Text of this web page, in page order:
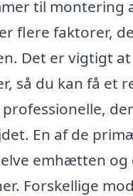
til montering
flere faktorer,
Det er vigtigt
så du kan få et
En af de
emhætten og
Forskellige